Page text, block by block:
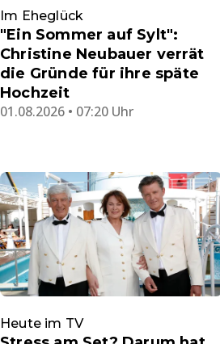
Im Eheglück
"Ein Sommer auf Sylt":
Christine Neubauer verrät
die Gründe für ihre späte
Hochzeit
01.08.2026 • 07:20 Uhr
Heute im TV